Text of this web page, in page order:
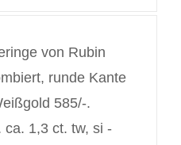
von Rubin
runde Kante
585/-.
ca. 1,3 ct. tw, si -